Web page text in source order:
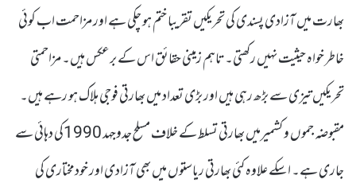
بھارت میں آزادی پسندی کی تحریکیں تقریبا ختم ہو چکی ہے اور مزاحمت اب کوئی
خاطر خواہ حیثیت نہیں رکھتی۔ تاہم زمینی حقائق اس کے برعکس ہیں۔ مزاحمتی
تحریکیں تیزی سے بڑھ رہی ہیں اور بڑی تعداد میں بھارتی فوجی ہلاک ہو رہے ہیں۔
مقبوضہ جموں و کشمیرمیں بھارتی تسلط کے خلاف مسلح جدوجہد 1990کی دہائی سے
جاری ہے۔ اسکے علاوہ کئی بھارتی ریاستوں میں بھی آزادی اور خودمختاری کی